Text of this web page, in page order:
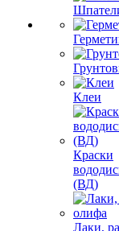
Клеи
Краски
(ВД)
Лаки,